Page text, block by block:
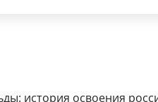
история освоения